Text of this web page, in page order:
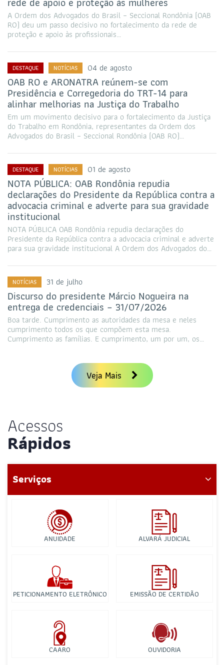
A Ordem dos Advogados do Brasil – Seccional Rondônia (OAB
RO) deu um passo decisivo no fortalecimento da rede de
proteção e apoio às profissionais…
DESTAQUE NOTÍCIAS 04 de agosto
OAB RO e ARONATRA reúnem-se com
Presidência e Corregedoria do TRT-14 para
alinhar melhorias na Justiça do Trabalho
Em um movimento decisivo para o fortalecimento da Justiça
do Trabalho em Rondônia, representantes da Ordem dos
Advogados do Brasil – Seccional Rondônia (OAB RO)…
DESTAQUE NOTÍCIAS 01 de agosto
NOTA PÚBLICA: OAB Rondônia repudia
declarações do Presidente da República contra a
advocacia criminal e adverte para sua gravidade
institucional
NOTA PÚBLICA OAB Rondônia repudia declarações do
Presidente da República contra a advocacia criminal e adverte
para sua gravidade institucional A Ordem dos Advogados do…
NOTÍCIAS 31 de julho
Discurso do presidente Márcio Nogueira na
entrega de credenciais – 31/07/2026
Boa tarde. Cumprimento as autoridades da mesa e neles
cumprimento todos os que compõem esta mesa.
Cumprimento as famílias. E cumprimento, um por um, os…
Veja Mais
Acessos
Rápidos
Serviços
ANUIDADE ALVARÁ JUDICIAL
PETICIONAMENTO ELETRÔNICO EMISSÃO DE CERTIDÃO
CAARO OUVIDORIA